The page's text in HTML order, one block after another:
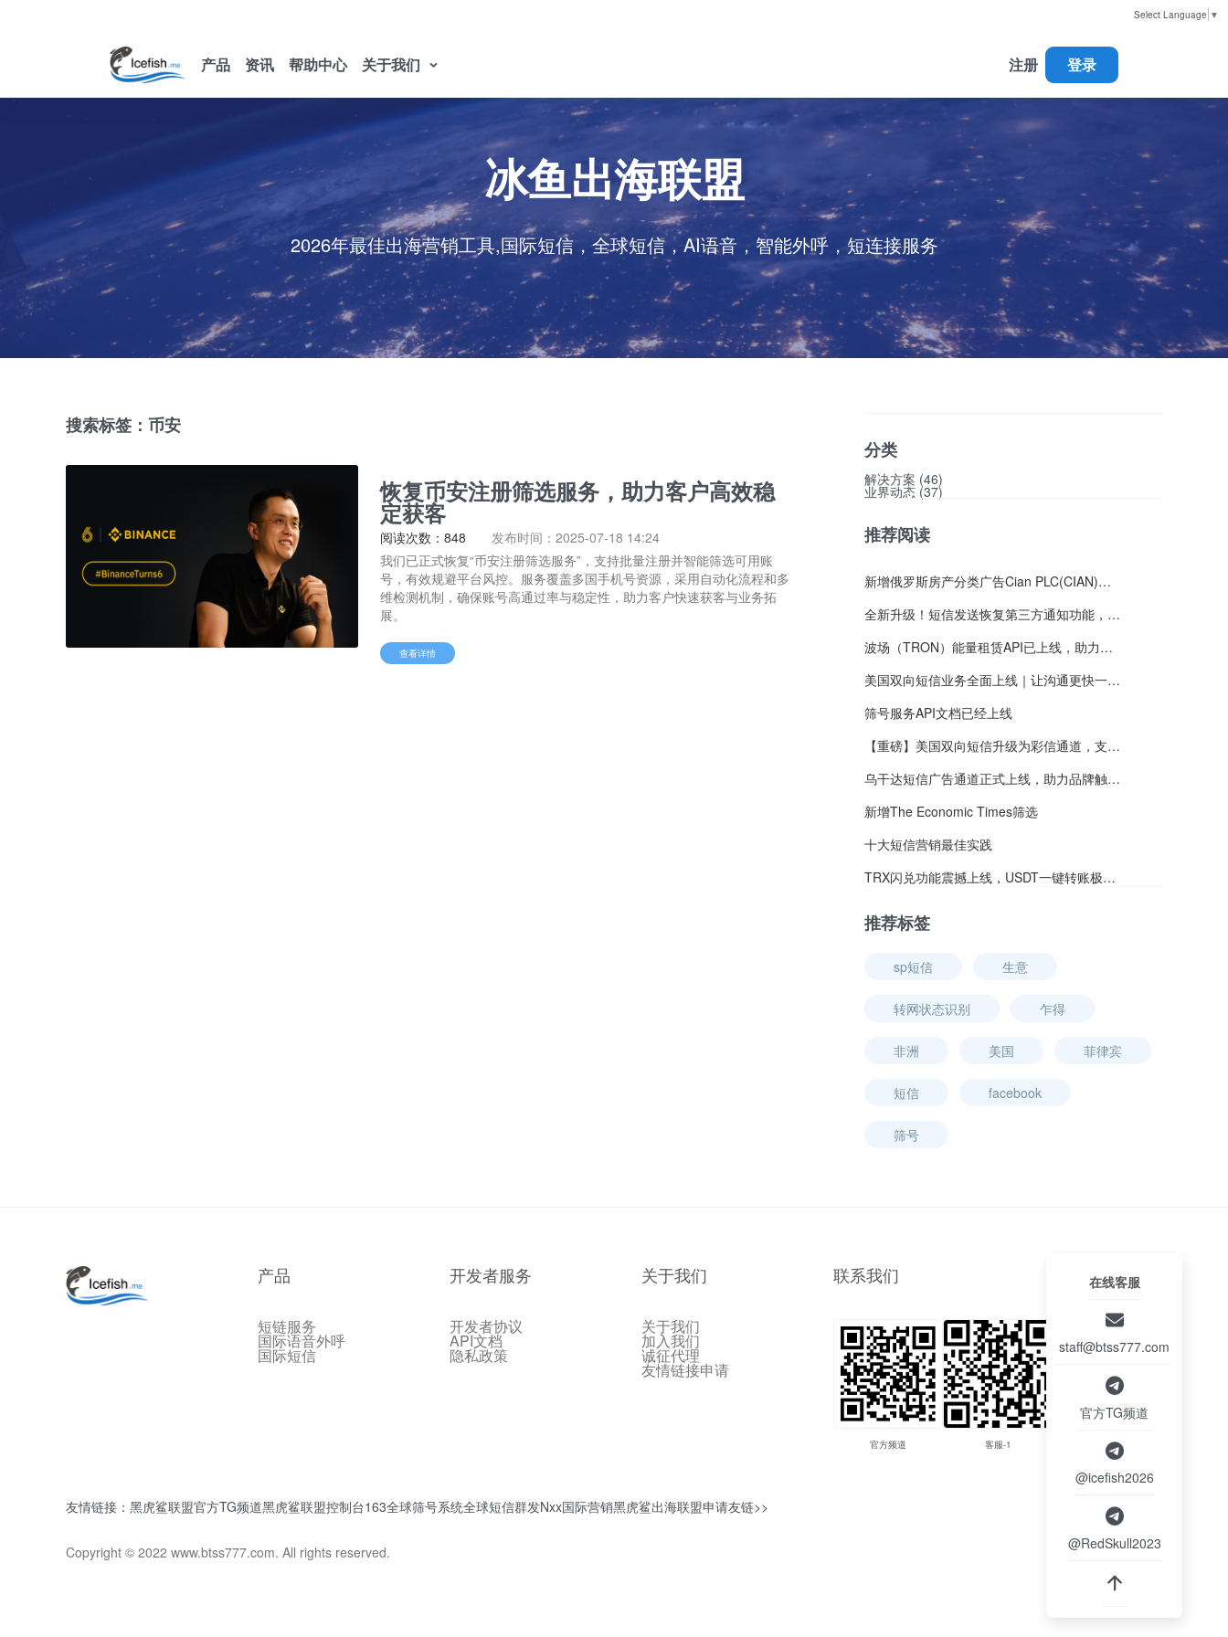
Select Language ▼
产品 资讯 帮助中心 关于我们 注册 登录
冰鱼出海联盟
2026年最佳出海营销工具,国际短信，全球短信，AI语音，智能外呼，短连接服务
搜索标签：币安
恢复币安注册筛选服务，助力客户高效稳
定获客
阅读次数：848
发布时间：2025-07-18 14:24
我们已正式恢复“币安注册筛选服务”，支持批量注册并智能筛选可用账
号，有效规避平台风控。服务覆盖多国手机号资源，采用自动化流程和多
维检测机制，确保账号高通过率与稳定性，助力客户快速获客与业务拓
展。
查看详情
分类
解决方案 (46)
业界动态 (37)
推荐阅读
新增俄罗斯房产分类广告Cian PLC(CIAN)注册筛选
全新升级！短信发送恢复第三方通知功能，为企业通信保驾护航
波场（TRON）能量租赁API已上线，助力全球区块链项目高效节省手续费
美国双向短信业务全面上线｜让沟通更快一步！
筛号服务API文档已经上线
【重磅】美国双向短信升级为彩信通道，支持图片直达手机
乌干达短信广告通道正式上线，助力品牌触达东非市场
新增The Economic Times筛选
十大短信营销最佳实践
TRX闪兑功能震撼上线，USDT一键转账极速兑换TRX
推荐标签
sp短信 生意
转网状态识别 乍得
非洲 美国 菲律宾
短信 facebook
筛号
产品
短链服务
国际语音外呼
国际短信
开发者服务
开发者协议
API文档
隐私政策
关于我们
关于我们
加入我们
诚征代理
友情链接申请
联系我们
官方频道 客服-1 客服-2
友情链接： 黑虎鲨联盟官方TG频道黑虎鲨联盟控制台163全球筛号系统全球短信群发Nxx国际营销黑虎鲨出海联盟申请友链>>
Copyright © 2022 www.btss777.com. All rights reserved.
在线客服
staff@btss777.com
官方TG频道
@icefish2026
@RedSkull2023